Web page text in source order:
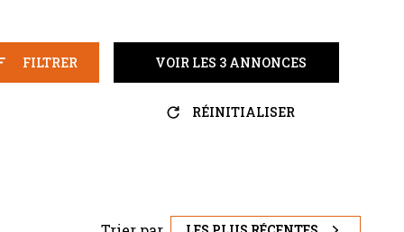
FILTRER VOIR LES 3 ANNONCES
RÉINITIALISER